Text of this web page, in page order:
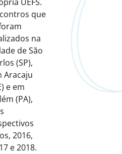
que
na
de São
(SP),
Aracaju
e em
(PA),
2016,
e 2018.